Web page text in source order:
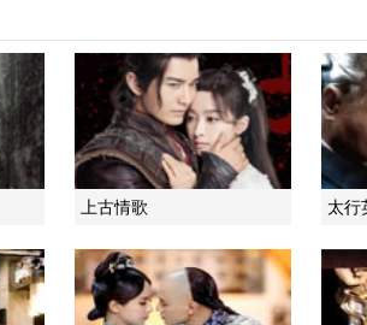
上古情歌 太行